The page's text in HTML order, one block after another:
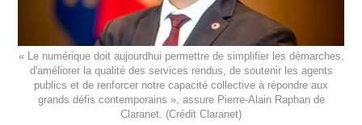
« Le numérique doit aujourdhui permettre de simplifier les démarches,
d'améliorer la qualité des services rendus, de soutenir les agents
publics et de renforcer notre capacité collective à répondre aux
grands défis contemporains », assure Pierre-Alain Raphan de
Claranet. (Crédit Claranet)